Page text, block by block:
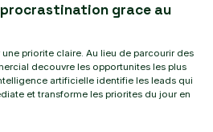
procrastination grace au
priorite claire. Au lieu de parcourir des
decouvre les opportunites les plus
artificielle identifie les leads qui
et transforme les priorites du jour en